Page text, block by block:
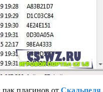
плагинов от Скальпеля.